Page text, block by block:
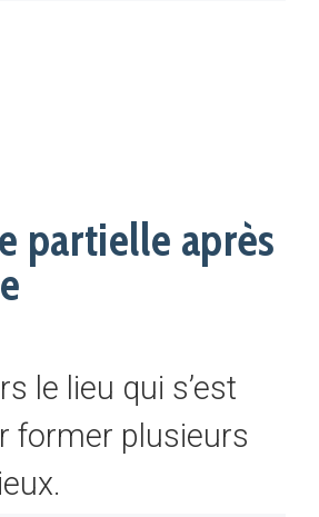
partielle après
former plusieurs